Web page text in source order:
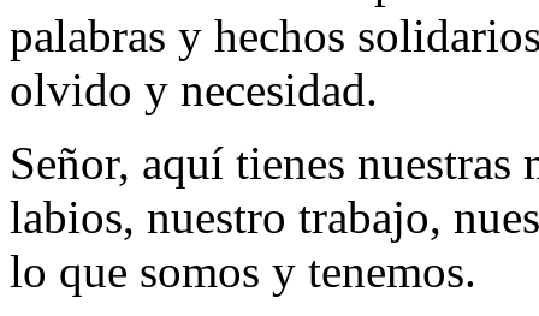
palabras y hechos
olvido y necesidad.
Señor, aquí tienes nuestras
labios, nuestro trabajo,
lo que somos y tenemos.